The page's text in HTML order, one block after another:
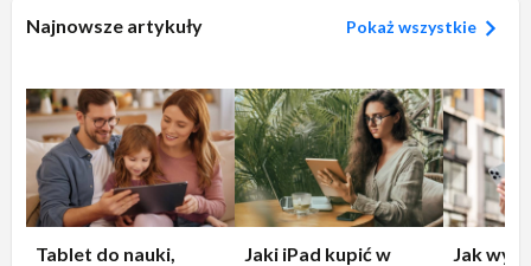
Najnowsze artykuły Pokaż wszystkie
Tablet do nauki,
Jaki iPad kupić w
Jak